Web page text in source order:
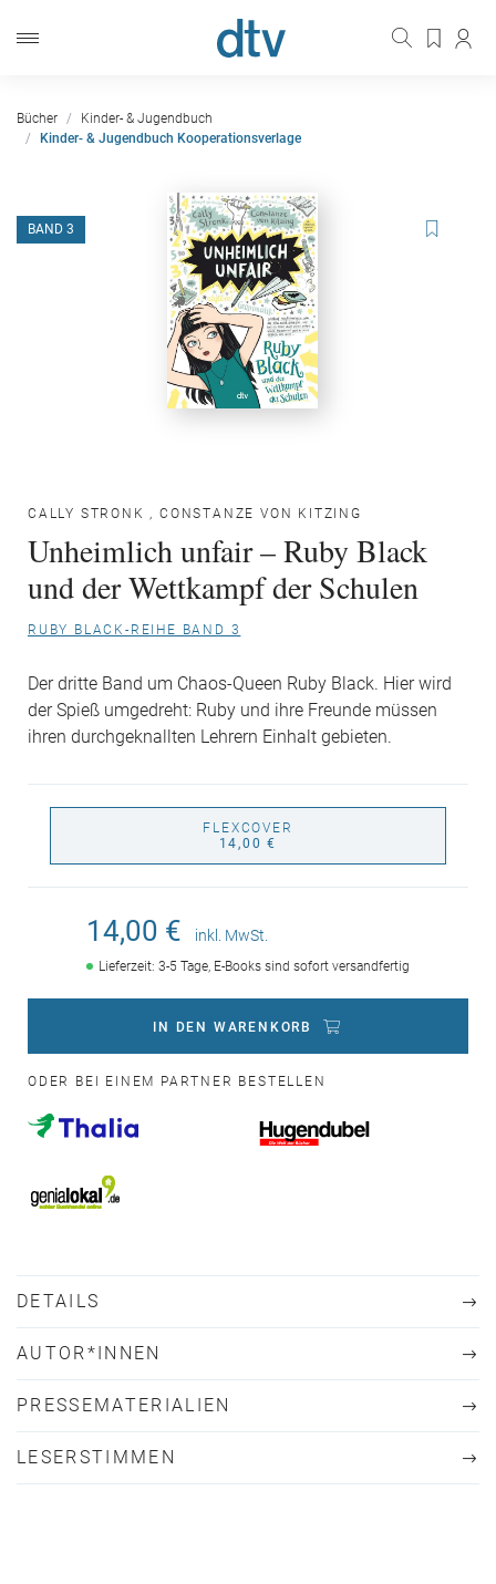
Bücher
Kinder- & Jugendbuch
Kinder- & Jugendbuch Kooperationsverlage
BAND 3
CALLY STRONK ,CONSTANZE VON KITZING
Unheimlich unfair – Ruby Black
und der Wettkampf der Schulen
RUBY BLACK-REIHE BAND 3
Der dritte Band um Chaos-Queen Ruby Black. Hier wird
der Spieß umgedreht: Ruby und ihre Freunde müssen
ihren durchgeknallten Lehrern Einhalt gebieten.
FLEXCOVER
14,00 €
14,00 € inkl. MwSt.
Lieferzeit: 3-5 Tage, E-Books sind sofort versandfertig
IN DEN WARENKORB
ODER BEI EINEM PARTNER BESTELLEN
DETAILS
AUTOR*INNEN
PRESSEMATERIALIEN
LESERSTIMMEN